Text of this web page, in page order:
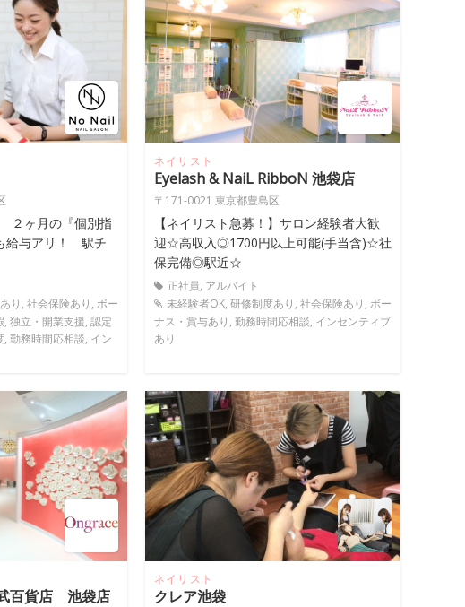
２ヶ月の『個別指
給与アリ！ 駅チ
り, 社会保険あり, ボー
独立・開業支援, 認定
勤務時間応相談, イン
ネイリスト
Eyelash & NaiL RibboN 池袋店
〒171-0021 東京都豊島区
【ネイリスト急募！】サロン経験者大歓
迎☆高収入◎1700円以上可能(手当含)☆社
保完備◎駅近☆
正社員, アルバイト
未経験者OK, 研修制度あり, 社会保険あり, ボー
ナス・賞与あり, 勤務時間応相談, インセンティブ
あり
百貨店 池袋店
ネイリスト
クレア池袋